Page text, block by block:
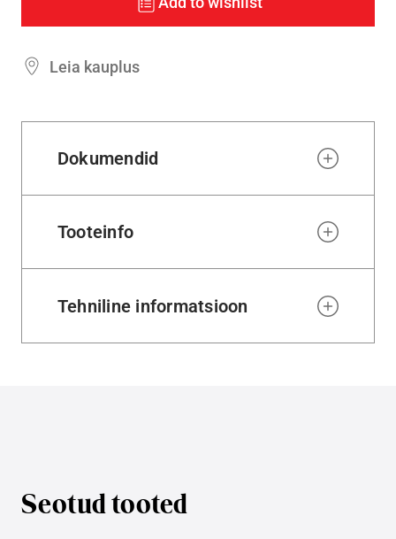
Leia kauplus
Dokumendid
Tooteinfo
Tehniline informatsioon
Seotud tooted